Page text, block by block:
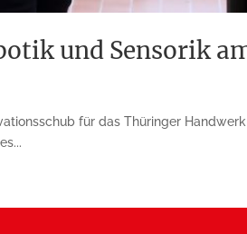
und Sensorik
für das Thüringer